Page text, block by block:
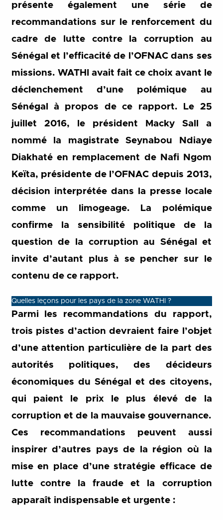
présente également une série de
recommandations sur le renforcement du
cadre de lutte contre la corruption au
Sénégal et l’efficacité de l’OFNAC dans ses
missions. WATHI avait fait ce choix avant le
déclenchement d’une polémique au
Sénégal à propos de ce rapport. Le 25
juillet 2016, le président Macky Sall a
nommé la magistrate Seynabou Ndiaye
Diakhaté en remplacement de Nafi Ngom
Keïta, présidente de l’OFNAC depuis 2013,
décision interprétée dans la presse locale
comme un limogeage. La polémique
confirme la sensibilité politique de la
question de la corruption au Sénégal et
invite d’autant plus à se pencher sur le
contenu de ce rapport.
Quelles leçons pour les pays de la zone WATHI ?
Parmi les recommandations du rapport,
trois pistes d’action devraient faire l’objet
d’une attention particulière de la part des
autorités politiques, des décideurs
économiques du Sénégal et des citoyens,
qui paient le prix le plus élevé de la
corruption et de la mauvaise gouvernance.
Ces recommandations peuvent aussi
inspirer d’autres pays de la région où la
mise en place d’une stratégie efficace de
lutte contre la fraude et la corruption
apparaît indispensable et urgente :